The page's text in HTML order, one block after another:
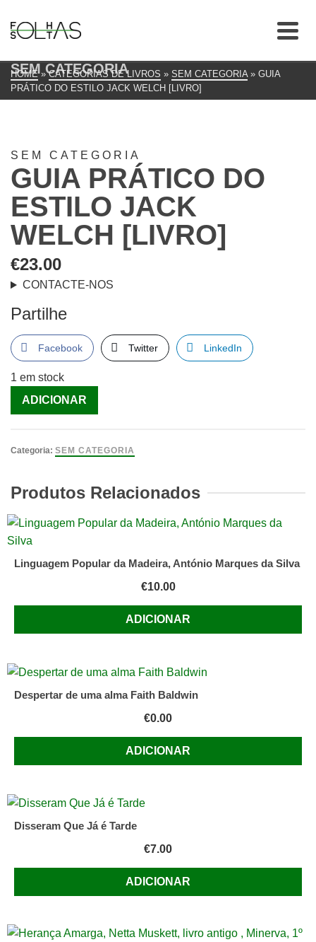
SEM CATEGORIA
HOME » CATEGORIAS DE LIVROS » SEM CATEGORIA » GUIA
PRÁTICO DO ESTILO JACK WELCH [LIVRO]
SEM CATEGORIA
GUIA PRÁTICO DO
ESTILO JACK
WELCH [LIVRO]
€23.00
CONTACTE-NOS
Partilhe
Facebook Twitter LinkedIn
1 em stock
Quantidade
de
Prático
Jack
Welch
[Livro]
ADICIONAR
Categoria: SEM CATEGORIA
Produtos Relacionados
Linguagem Popular da Madeira, António Marques da Silva
€10.00
ADICIONAR
Despertar de uma alma Faith Baldwin
€0.00
ADICIONAR
Disseram Que Já é Tarde
€7.00
ADICIONAR